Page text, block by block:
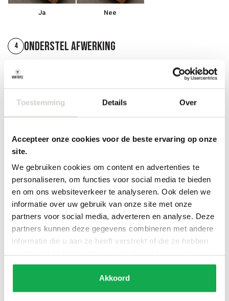
Toestemming Details Over
Accepteer onze cookies voor de beste ervaring op onze
site.
We gebruiken cookies om content en advertenties te
personaliseren, om functies voor social media te bieden
en om ons websiteverkeer te analyseren. Ook delen we
informatie over uw gebruik van onze site met onze
partners voor social media, adverteren en analyse. Deze
partners kunnen deze gegevens combineren met andere
informatie die u aan ze heeft verstrekt of die ze hebben
Akkoord
Ja Nee
4 Onderstel afwerking
Hout gelijk aan blad
5 Randafwerking
Recht (standaard) 20 Facet 12 Inversed
60 Slant facet